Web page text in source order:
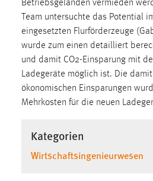
Betriebsgeländen vermieden
Team untersuchte das Potential
eingesetzten Flurförderzeuge
wurde zum einen detailliert
und damit CO2-Einsparung mit
Ladegeräte möglich ist. Die
ökonomischen Einsparungen
Mehrkosten für die neuen
Kategorien
Wirtschaftsingenieurwesen
Chat
Name:
MibewSessionID,
Zweck:
Wird benötigt um die
5e9dbeb1811c0446 =